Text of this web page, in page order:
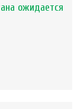
ожидается